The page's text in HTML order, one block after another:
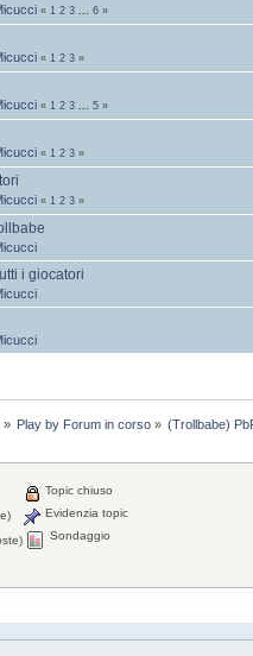
« 1 2 3 6 »
« 1 2 3 »
« 1 2 3 5 »
« 1 2 3 »
« 1 2 3 »
i giocatori
» Play by Forum in corso» (Trollbabe)
Topic chiuso
Evidenzia topic
Sondaggio